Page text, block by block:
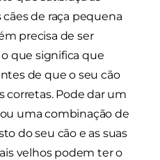
de raça pequena
precisa de ser
que significa que
de que o seu cão
corretas. Pode dar um
uma combinação de
do seu cão e as suas
velhos podem ter o